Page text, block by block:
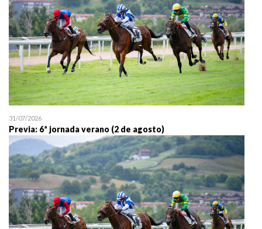
31/07/2026
Previa: 6ª jornada verano (2 de agosto)